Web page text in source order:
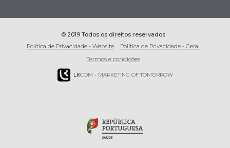
© 2019 Todos os direitos reservados
Política de Privacidade - Website
Política de Privacidade - Geral
Termos e condições
LKCOM - MARKETING OF TOMORROW